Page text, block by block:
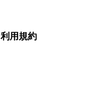
利用規約